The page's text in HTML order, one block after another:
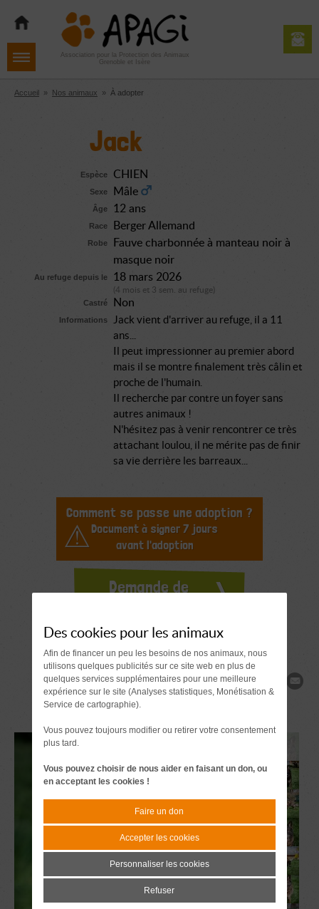
navigation
contenu
Aller
pied
de
Association pour la Protection des Animaux
Grenoble et Isère
Accueil » Nos animaux » À adopter
Jack
Espèce CHIEN
Sexe Mâle
Âge 12 ans
Race Berger Allemand
Robe
Fauve charbonnée à manteau noir à
masque noir
Au refuge depuis le 18 mars 2026
(4 mois et 3 sem. au refuge)
Castré
Non
Informations
Jack vient d'arriver au refuge, il a 11
ans...
Il peut impressionner au premier abord
mais il se montre finalement très câlin et
proche de l'humain.
Il recherche par contre un foyer sans
autres animaux !
N'hésitez pas à venir rencontrer ce très
attachant loulou, il ne mérite pas de finir
sa vie derrière les barreaux...
Comment se passe une adoption ?
Document à signer 7 jours
avant l'adoption
Demande de
Partager
Des cookies pour les animaux
Afin de financer un peu les besoins de nos animaux, nous
utilisons quelques publicités sur ce site web en plus de
quelques services supplémentaires pour une meilleure
expérience sur le site (Analyses statistiques, Monétisation &
Service de cartographie).
Vous pouvez toujours modifier ou retirer votre consentement
plus tard.
Vous pouvez choisir de nous aider en faisant un don, ou
en acceptant les cookies !
Faire un don
Accepter les cookies
Personnaliser les cookies
Refuser